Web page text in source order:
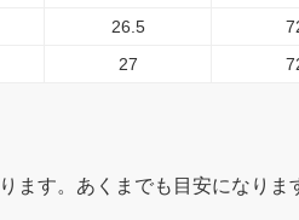
26.5
27
ます。あくまでも目安になりま